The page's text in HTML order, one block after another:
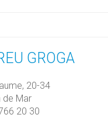
GROGA
20-34
de Mar
20 30